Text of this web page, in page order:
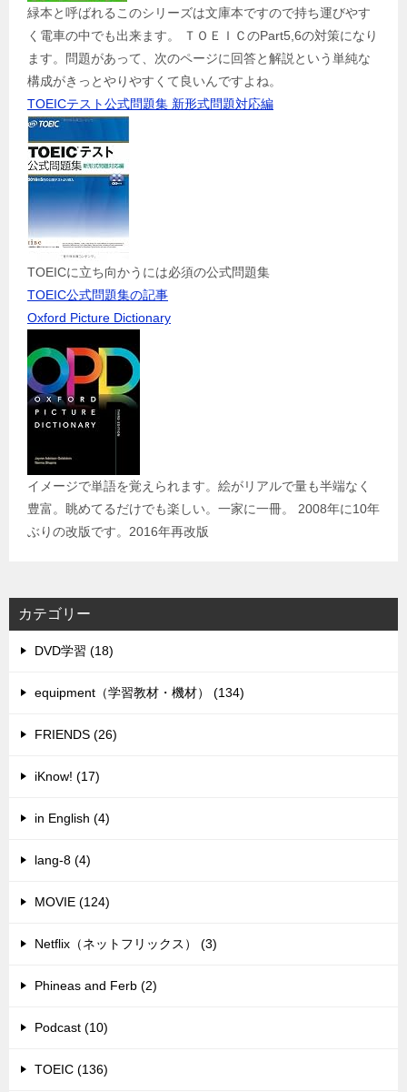
緑本と呼ばれるこのシリーズは文庫本ですので持ち運びやす
く電車の中でも出来ます。 ＴＯＥＩＣのPart5,6の対策になり
ます。問題があって、次のページに回答と解説という単純な
構成がきっとやりやすくて良いんですよね。
TOEICテスト公式問題集 新形式問題対応編
TOEICに立ち向かうには必須の公式問題集
TOEIC公式問題集の記事
Oxford Picture Dictionary
イメージで単語を覚えられます。絵がリアルで量も半端なく
豊富。眺めてるだけでも楽しい。一家に一冊。 2008年に10年
ぶりの改版です。2016年再改版
カテゴリー
DVD学習 (18)
equipment（学習教材・機材） (134)
FRIENDS (26)
iKnow! (17)
in English (4)
lang-8 (4)
MOVIE (124)
Netflix（ネットフリックス） (3)
Phineas and Ferb (2)
Podcast (10)
TOEIC (136)